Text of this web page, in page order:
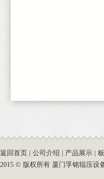
返回首页 公司介绍 产品展示
2015 © 版权所有 厦门孚铭辊压设